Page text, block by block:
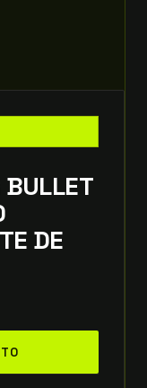
DE